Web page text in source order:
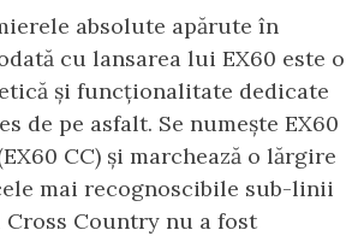
absolute apărute în
cu lansarea lui EX60 este o
și funcționalitate dedicate
de pe asfalt. Se numește EX60
CC) și marchează o lărgire
mai recognoscibile sub-linii
Cross Country nu a fost